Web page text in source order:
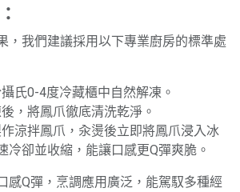
，我們建議採用以下專業廚房的標準處
氏0-4度冷藏櫃中自然解凍。
，將鳳爪徹底清洗乾淨。
涼拌鳳爪，汆燙後立即將鳳爪浸入冰
冷卻並收縮，能讓口感更Q彈爽脆。
感Q彈，烹調應用廣泛，能駕馭多種經